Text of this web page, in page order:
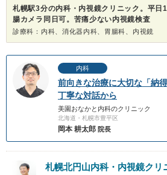
札幌駅3分の内科・内視鏡クリニック。平日
腸カメラ同日可。苦痛少ない内視鏡検査
診療科：内科、消化器内科、胃腸科、内視鏡
内科
前向きな治療に大切な「納
丁寧な対話から
美園おなかと内科のクリニック
北海道・札幌市豊平区
岡本 耕太郎 院長
札幌北円山内科・内視鏡クリ